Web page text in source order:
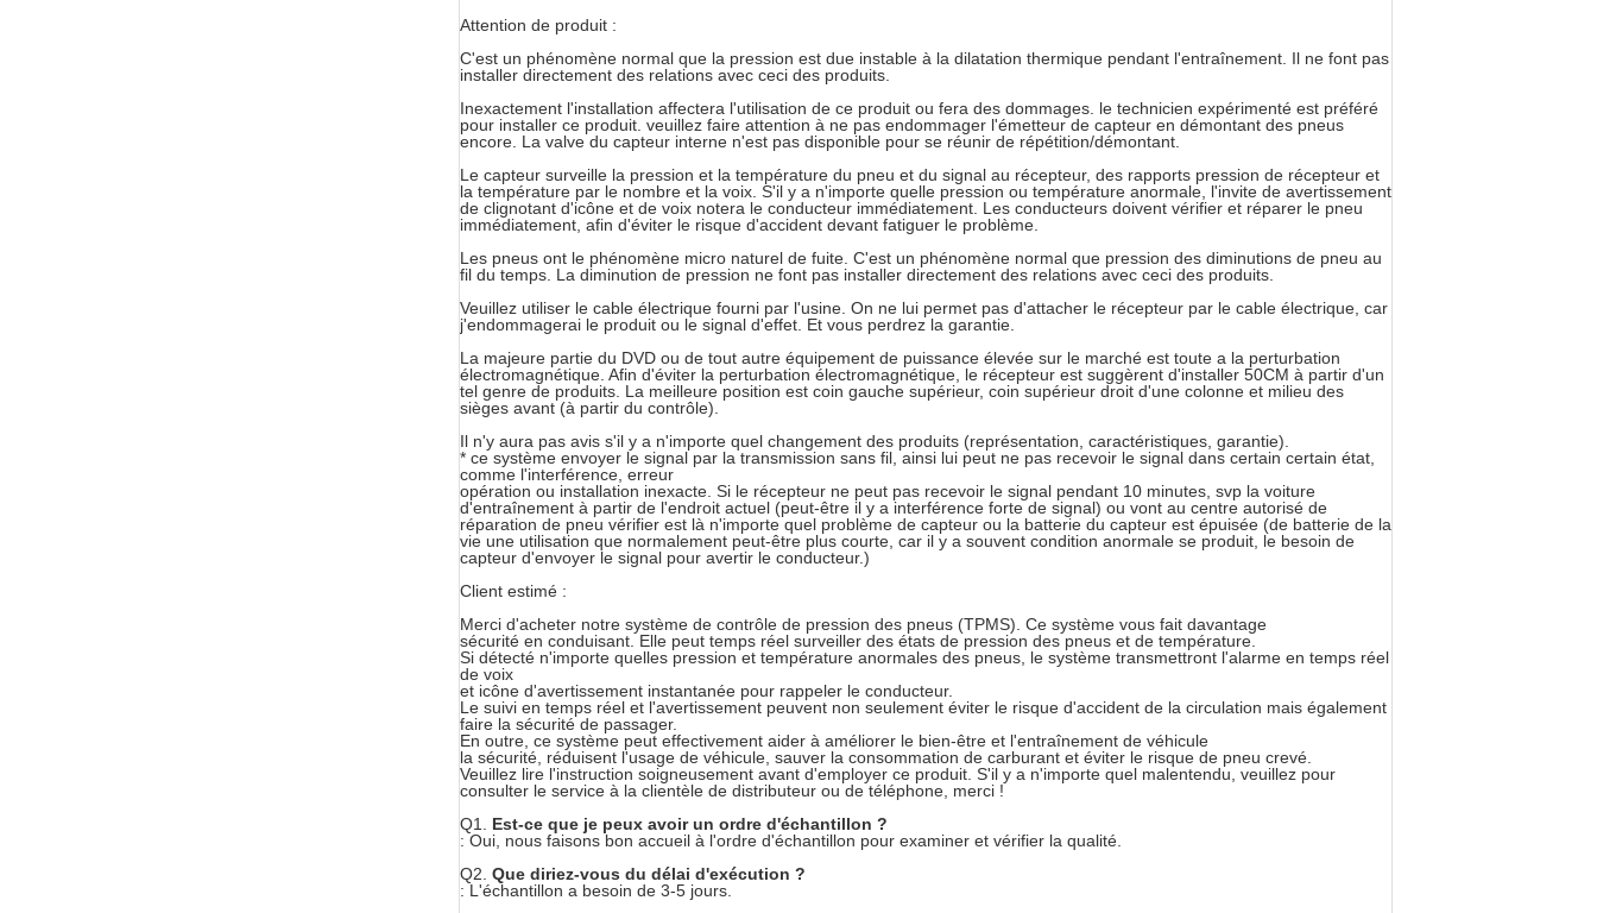
Attention de produit :
C'est un phénomène normal que la pression est due instable à la dilatation thermique pendant l'entraînement. Il ne font pas
installer directement des relations avec ceci des produits.
Inexactement l'installation affectera l'utilisation de ce produit ou fera des dommages. le technicien expérimenté est préféré
pour installer ce produit. veuillez faire attention à ne pas endommager l'émetteur de capteur en démontant des pneus
encore. La valve du capteur interne n'est pas disponible pour se réunir de répétition/démontant.
Le capteur surveille la pression et la température du pneu et du signal au récepteur, des rapports pression de récepteur et
la température par le nombre et la voix. S'il y a n'importe quelle pression ou température anormale, l'invite de avertissement
de clignotant d'icône et de voix notera le conducteur immédiatement. Les conducteurs doivent vérifier et réparer le pneu
immédiatement, afin d'éviter le risque d'accident devant fatiguer le problème.
Les pneus ont le phénomène micro naturel de fuite. C'est un phénomène normal que pression des diminutions de pneu au
fil du temps. La diminution de pression ne font pas installer directement des relations avec ceci des produits.
Veuillez utiliser le cable électrique fourni par l'usine. On ne lui permet pas d'attacher le récepteur par le cable électrique, car
j'endommagerai le produit ou le signal d'effet. Et vous perdrez la garantie.
La majeure partie du DVD ou de tout autre équipement de puissance élevée sur le marché est toute a la perturbation
électromagnétique. Afin d'éviter la perturbation électromagnétique, le récepteur est suggèrent d'installer 50CM à partir d'un
tel genre de produits. La meilleure position est coin gauche supérieur, coin supérieur droit d'une colonne et milieu des
sièges avant (à partir du contrôle).
Il n'y aura pas avis s'il y a n'importe quel changement des produits (représentation, caractéristiques, garantie).
* ce système envoyer le signal par la transmission sans fil, ainsi lui peut ne pas recevoir le signal dans certain certain état,
comme l'interférence, erreur
opération ou installation inexacte. Si le récepteur ne peut pas recevoir le signal pendant 10 minutes, svp la voiture
d'entraînement à partir de l'endroit actuel (peut-être il y a interférence forte de signal) ou vont au centre autorisé de
réparation de pneu vérifier est là n'importe quel problème de capteur ou la batterie du capteur est épuisée (de batterie de la
vie une utilisation que normalement peut-être plus courte, car il y a souvent condition anormale se produit, le besoin de
capteur d'envoyer le signal pour avertir le conducteur.)
Client estimé :
Merci d'acheter notre système de contrôle de pression des pneus (TPMS). Ce système vous fait davantage
sécurité en conduisant. Elle peut temps réel surveiller des états de pression des pneus et de température.
Si détecté n'importe quelles pression et température anormales des pneus, le système transmettront l'alarme en temps réel
de voix
et icône d'avertissement instantanée pour rappeler le conducteur.
Le suivi en temps réel et l'avertissement peuvent non seulement éviter le risque d'accident de la circulation mais également
faire la sécurité de passager.
En outre, ce système peut effectivement aider à améliorer le bien-être et l'entraînement de véhicule
la sécurité, réduisent l'usage de véhicule, sauver la consommation de carburant et éviter le risque de pneu crevé.
Veuillez lire l'instruction soigneusement avant d'employer ce produit. S'il y a n'importe quel malentendu, veuillez pour
consulter le service à la clientèle de distributeur ou de téléphone, merci !
Q1. Est-ce que je peux avoir un ordre d'échantillon ?
: Oui, nous faisons bon accueil à l'ordre d'échantillon pour examiner et vérifier la qualité.
Q2. Que diriez-vous du délai d'exécution ?
: L'échantillon a besoin de 3-5 jours.